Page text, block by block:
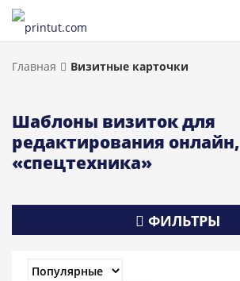
Главная Визитные карточки
Шаблоны визиток для
редактирования онлайн,
«спецтехника»
ФИЛЬТРЫ